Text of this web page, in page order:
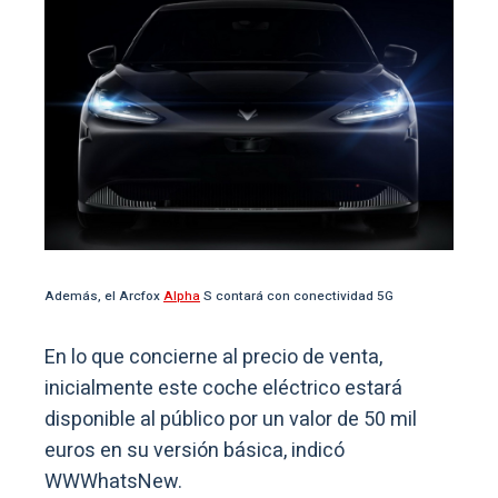
Además, el ArcfoxAlphaS contará con conectividad 5G
En lo que concierne al precio de venta,
inicialmente este coche eléctrico estará
disponible al público por un valor de 50 mil
euros en su versión básica, indicó
WWWhatsNew.